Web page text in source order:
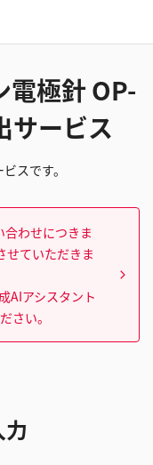
電極針 OP-
サービス
スです。
わせにつきま
せていただきま
AIアシスタント
さい。